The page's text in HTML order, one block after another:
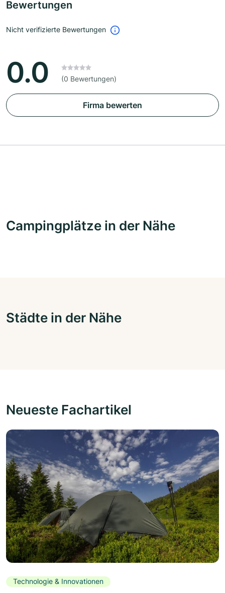
Bewertungen
Nicht verifizierte Bewertungen
0.0 (0 Bewertungen)
Firma bewerten
Campingplätze in der Nähe
Städte in der Nähe
Neueste Fachartikel
Technologie & Innovationen